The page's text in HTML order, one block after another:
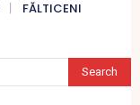
FĂLTICENI
Search